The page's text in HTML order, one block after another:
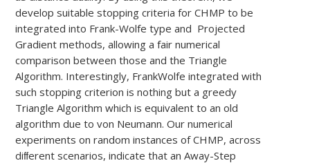
develop suitable stopping criteria for CHMP to be
integrated into Frank-Wolfe type and Projected
Gradient methods, allowing a fair numerical
comparison between those and the Triangle
Algorithm. Interestingly, FrankWolfe integrated with
such stopping criterion is nothing but a greedy
Triangle Algorithm which is equivalent to an old
algorithm due to von Neumann. Our numerical
experiments on random instances of CHMP, across
diﬀerent scenarios, indicate that an Away-Step